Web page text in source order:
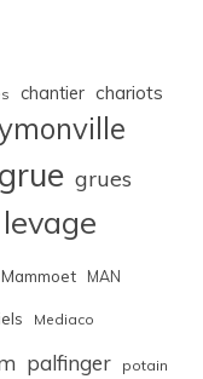
chantier chariots
grue grues
levage
Mammoet MAN
Mediaco
palfinger potain